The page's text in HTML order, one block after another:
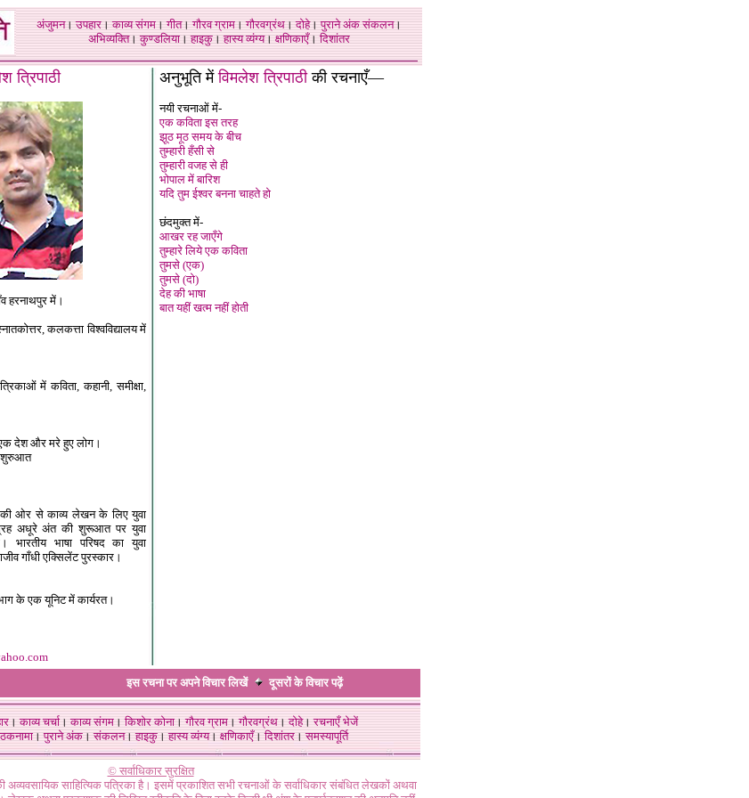
अंजुमन।उपहार।काव्य संगम।गीत।गौरव ग्राम।गौरवग्रंथ।दोहे।पुराने अंक संकलन।
अभिव्यक्ति।कुण्डलिया।हाइकु।हास्य व्यंग्य।क्षणिकाएँ।दिशांतर
त्रिपाठी
हरनाथपुर में।
कलकत्ता विश्वविद्यालय में
में कविता, कहानी, समीक्षा,
देश और मरे हुए लोग।
शुरुआत
की ओर से काव्य लेखन के लिए युवा
अधूरे अंत की शुरूआत पर युवा
भारतीय भाषा परिषद का युवा
गाँधी एक्सिलेंट पुरस्कार।
के एक यूनिट में कार्यरत।
अनुभूति मेंविमलेश त्रिपाठीकी रचनाएँ—
नयी रचनाओं में-
एक कविता इस तरह
झूठ मूठ समय के बीच
तुम्हारी हँसी से
तुम्हारी वजह से ही
भोपाल में बारिश
यदि तुम ईश्वर बनना चाहते हो
छंदमुक्त में-
आखर रह जाएँगे
तुम्हारे लिये एक कविता
तुमसे (एक)
तुमसे (दो)
देह की भाषा
बात यहीं खत्म नहीं होती
इस रचना पर अपने विचार लिखें दूसरों के विचारपढ़ें
।काव्य चर्चा।काव्य संगम।किशोर कोना।गौरव ग्राम।गौरवग्रंथ।दोहे।रचनाएँ भेजें
। पुराने अंक। संकलन। हाइकु। हास्य व्यंग्य। क्षणिकाएँ। दिशांतर। समस्यापूर्ति
© सर्वाधिकार सुरक्षित
अव्यवसायिक साहित्यिक पत्रिका है। इसमें प्रकाशित सभी रचनाओं के सर्वाधिकार संबंधित लेखकों अथवा